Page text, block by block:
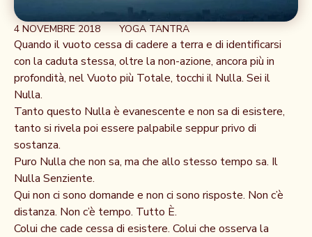
4 NOVEMBRE 2018 YOGA TANTRA
Quando il vuoto cessa di cadere a terra e di identificarsi
con la caduta stessa, oltre la non-azione, ancora più in
profondità, nel Vuoto più Totale, tocchi il Nulla. Sei il
Nulla.
Tanto questo Nulla è evanescente e non sa di esistere,
tanto si rivela poi essere palpabile seppur privo di
sostanza.
Puro Nulla che non sa, ma che allo stesso tempo sa. Il
Nulla Senziente.
Qui non ci sono domande e non ci sono risposte. Non c’è
distanza. Non c’è tempo. Tutto È.
Colui che cade cessa di esistere. Colui che osserva la